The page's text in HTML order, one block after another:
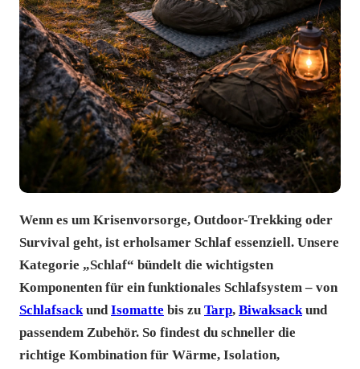
Wenn es um Krisenvorsorge, Outdoor-Trekking oder
Survival geht, ist erholsamer Schlaf essenziell. Unsere
Kategorie „Schlaf“ bündelt die wichtigsten
Komponenten für ein funktionales Schlafsystem – von
SchlafsackundIsomatte bis zu Tarp, Biwaksackund
passendem Zubehör. So findest du schneller die
richtige Kombination für Wärme, Isolation,